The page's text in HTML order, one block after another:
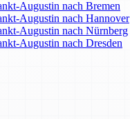
Augustin nach Bremen
Augustin nach Hannover
Augustin nach Nürnberg
Augustin nach Dresden